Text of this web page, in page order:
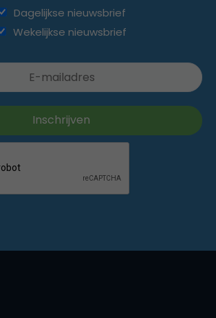
Dagelijkse nieuwsbrief
Wekelijkse nieuwsbrief